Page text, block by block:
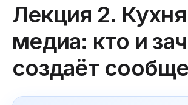
Лекция 2. Кухня
медиа: кто и
создаёт